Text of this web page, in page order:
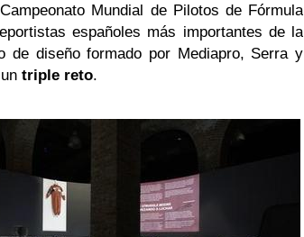
Mundial de Pilotos de Fórmula
españoles más importantes de la
de diseño formado por Mediapro, Serra y
triple reto.